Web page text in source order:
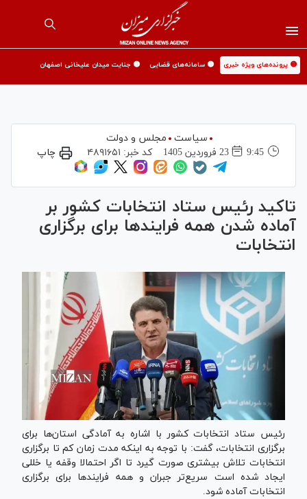
🟡 پرونده‌های ویژه خبری 🟡 سامانه‌های قضایی 🟡 جنایت میدان علیخانی اصفهان
سیاست
مجلس و دولت
9:45
23 فروردين 1405 کد خبر: ۴۸۹۱۶۵۱ چاپ
تاکید رئیس ستاد انتخابات کشور بر
آماده شدن همه فرایند‌ها برای برگزاری
انتخابات
رئیس ستاد انتخابات کشور با اشاره به آمادگی استان‌ها برای
برگزاری انتخابات، گفت: با توجه به اینکه مدت زمان کم تا برگزاری
انتخابات تلاش بیشتری صورت گیرد تا اگر احتمالا وقفه یا خللی
ایجاد شده است سریع‌تر جبران و همه فرایند‌ها برای برگزاری
انتخابات آماده شود.